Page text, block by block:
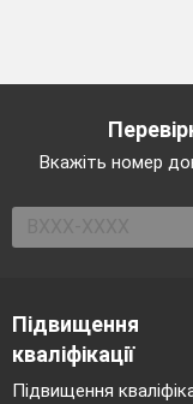
Вкажіть номер
Підвищення
кваліфікації
Підвищення